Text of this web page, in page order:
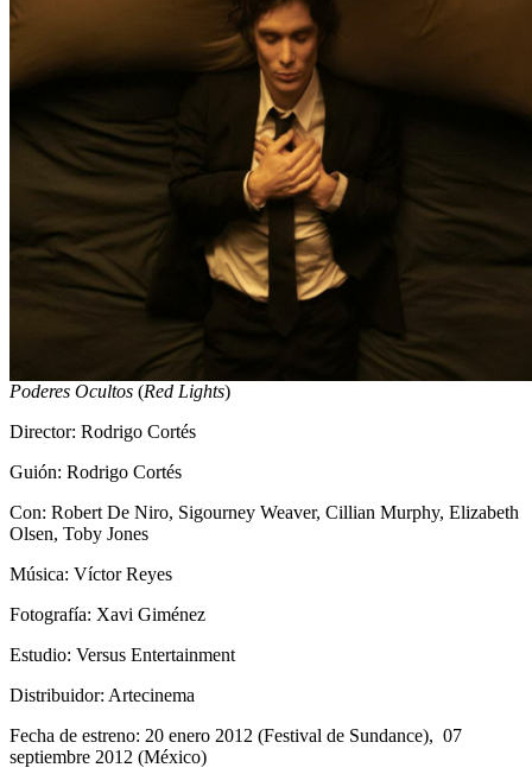
Poderes Ocultos (Red Lights)
Director: Rodrigo Cortés
Guión: Rodrigo Cortés
Con: Robert De Niro, Sigourney Weaver, Cillian Murphy, Elizabeth
Olsen, Toby Jones
Música: Víctor Reyes
Fotografía: Xavi Giménez
Estudio: Versus Entertainment
Distribuidor: Artecinema
Fecha de estreno: 20 enero 2012 (Festival de Sundance), 07
septiembre 2012 (México)